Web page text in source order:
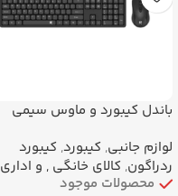
باندل کیبورد و ماوس سیمی
اداری
لوازم جانبی, کیبورد, کیبورد
ردراگون, کالای خانگی , و اداری
محصولات موجود